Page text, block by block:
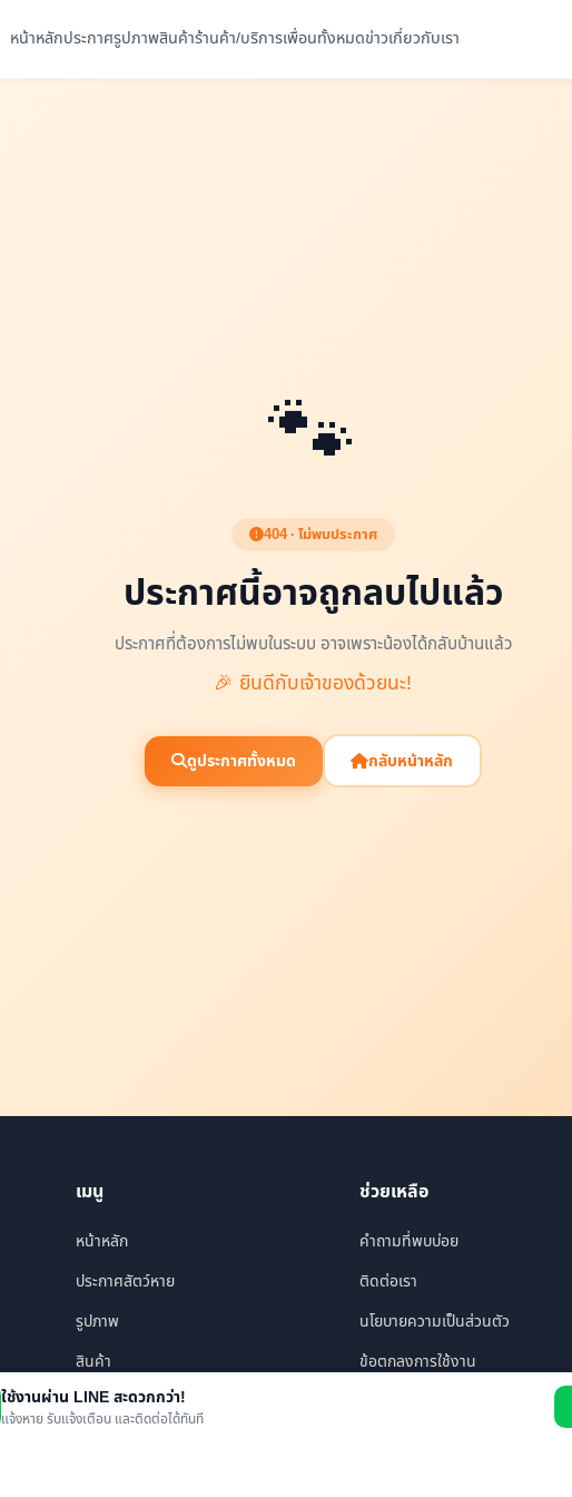
หน้าหลักประกาศรูปภาพสินค้าร้านค้า/บริการเพื่อนทั้งหมดข่าวเกี่ยวกับเรา
ใช้งานผ่าน LINE สะดวกกว่า!
แจ้งหาย รับแจ้งเตือน และติดต่อได้ทันที
🐾
404 · ไม่พบประกาศ
ประกาศนี้อาจถูกลบไปแล้ว
ประกาศที่ต้องการไม่พบในระบบ อาจเพราะน้องได้กลับบ้านแล้ว
🎉 ยินดีกับเจ้าของด้วยนะ!
ดูประกาศทั้งหมด กลับหน้าหลัก
เมนู
หน้าหลัก
ประกาศสัตว์หาย
รูปภาพ
สินค้า
ร้านค้า/บริการ
ช่วยเหลือ
คำถามที่พบบ่อย
ติดต่อเรา
นโยบายความเป็นส่วนตัว
ข้อตกลงการใช้งาน